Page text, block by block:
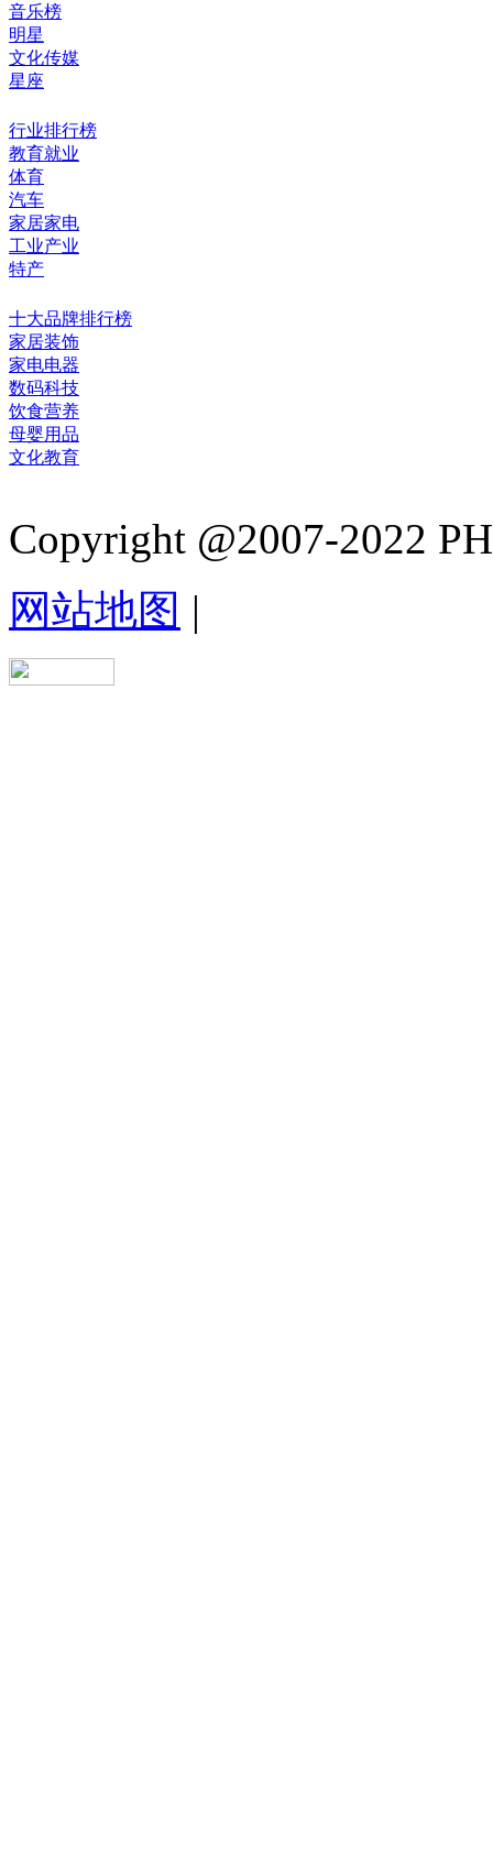
音乐榜
明星
文化传媒
星座
行业排行榜
教育就业
体育
汽车
家居家电
工业产业
特产
十大品牌排行榜
家居装饰
家电电器
数码科技
饮食营养
母婴用品
文化教育
Copyright @2007-2022
网站地图 |